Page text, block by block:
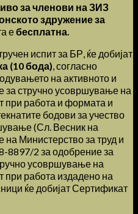
за членови на ЗИЗ
здружение за
ебесплатна.
испит за БР, ќе добијат
(10 бода), согласно
на активното и
за стручно усовршување на
при работа и формата и
бодови за учество
(Сл. Весник на
Министерство за труд и
8897/2 за одобрение за
усовршување на
при работа издадено на
ќе добијат Сертификат